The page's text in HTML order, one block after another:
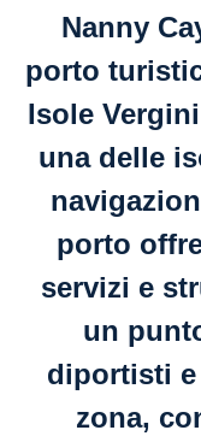
Nanny
porto
Isole
una delle
porto
servizi e
un
diportisti
zona,